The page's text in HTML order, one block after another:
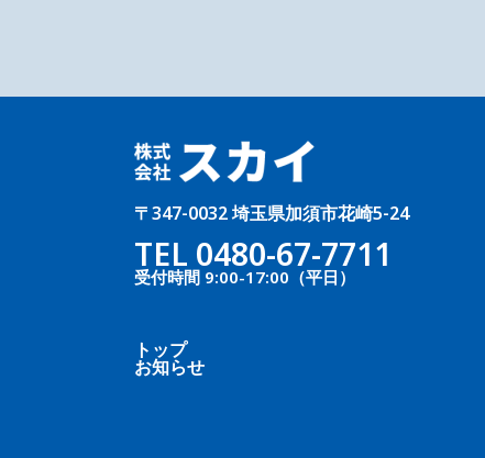
〒347-0032 埼玉県加須市花崎5-24
TEL 0480-67-7711
受付時間 9:00-17:00（平日）
トップ
お知らせ